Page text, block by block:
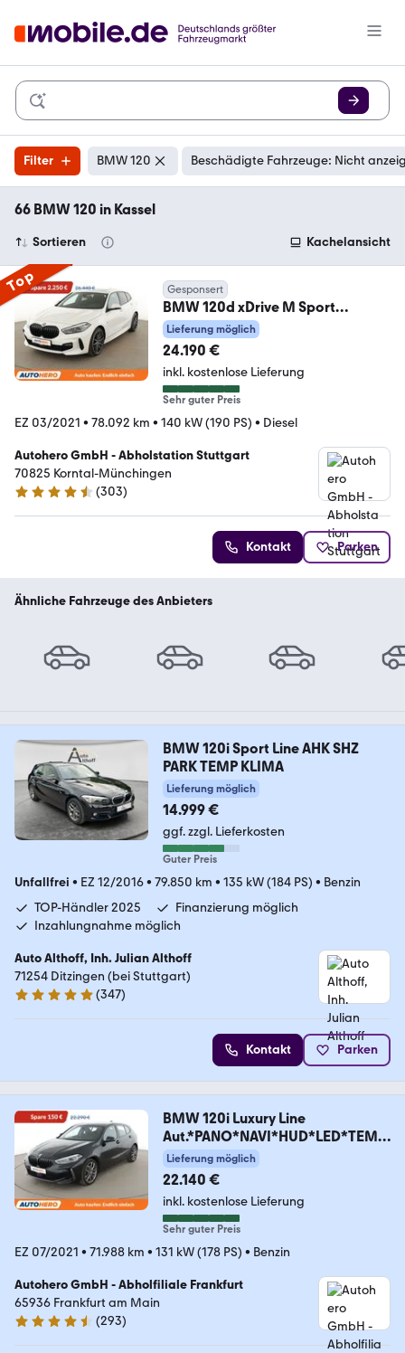
Filter BMW 120 Beschädigte Fahrzeuge: Nicht
66 BMW 120 in Kassel
Sortieren Kachelansicht
Top Gesponsert
BMW 120d xDrive M Sport
Aut.*NAVI*LED*PDC*TEMPO*SHZ
*
Lieferung möglich
24.190 €
inkl. kostenlose Lieferung
Sehr guter Preis
EZ 03/2021 • 78.092 km • 140 kW (190 PS) • Diesel
Autohero GmbH - Abholstation Stuttgart
70825 Korntal-Münchingen
4.4 Sterne
(303)
Kontakt Parken
Ähnliche Fahrzeuge des Anbieters
BMW 120i Sport Line AHK SHZ
PARK TEMP KLIMA
Lieferung möglich
14.999 €
ggf. zzgl. Lieferkosten
Guter Preis
Unfallfrei • EZ 12/2016• 79.850 km • 135 kW (184 PS) • Benzin
TOP-Händler 2025
Finanzierung möglich
Inzahlungnahme möglich
Auto Althoff, Inh. Julian Althoff
71254 Ditzingen (bei Stuttgart)
4.8 Sterne
(347)
Kontakt Parken
BMW 120i Luxury Line
Aut.*PANO*NAVI*HUD*LED*TEMP
O*SH
Lieferung möglich
22.140 €
inkl. kostenlose Lieferung
Sehr guter Preis
EZ 07/2021 • 71.988 km • 131 kW (178 PS) • Benzin
Autohero GmbH - Abholfiliale Frankfurt
65936 Frankfurt am Main
4.6 Sterne
(293)